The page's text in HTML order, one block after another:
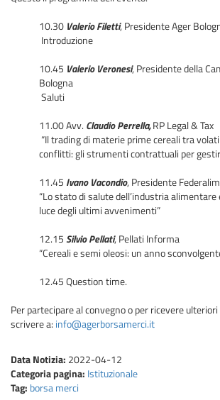
10.30 Valerio Filetti, Presidente Ager
Introduzione
10.45 Valerio Veronesi, Presidente della
Bologna
Saluti
11.00 Avv. Claudio Perrella,RP Legal & Tax
“Il trading di materie prime cereali tra
conflitti: gli strumenti contrattuali per
11.45 Ivano Vacondio, Presidente
“Lo stato di salute dell’industria
luce degli ultimi avvenimenti”
12.15Silvio Pellati, Pellati Informa
“Cereali e semi oleosi: un anno
12.45 Question time.
Per partecipare al convegno o per ricevere
scrivere a: info@agerborsamerci.it
Data Notizia: 2022-04-12
Categoria pagina: Istituzionale
Tag: borsa merci